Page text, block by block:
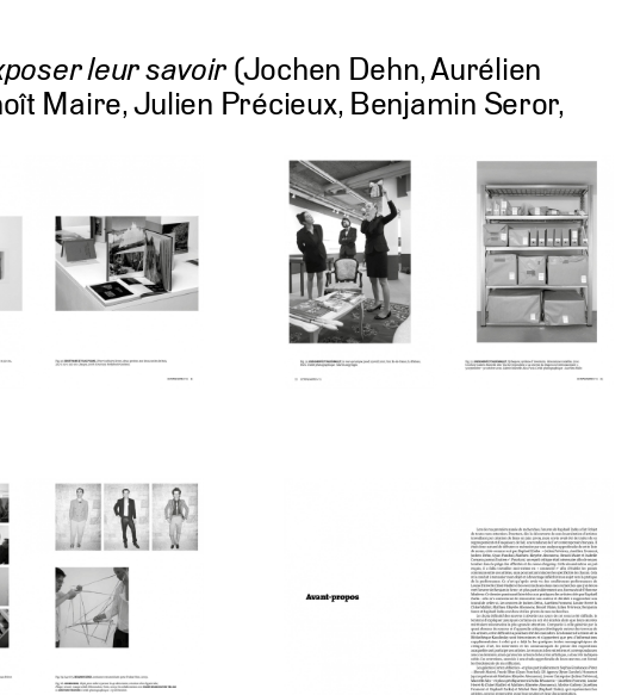
leur savoir(Jochen Dehn, Aurélien
Maire, Julien Précieux, Benjamin Seror,